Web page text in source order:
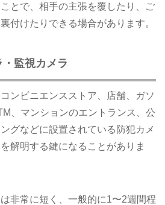
とで、相手の主張を覆したり、ご
付けたりできる場合があります。
監視カメラ
ンビニエンスストア、店舗、ガソ
、マンションのエントランス、公
グなどに設置されている防犯カメ
解明する鍵になることがありま
非常に短く、一般的に1〜2週間程